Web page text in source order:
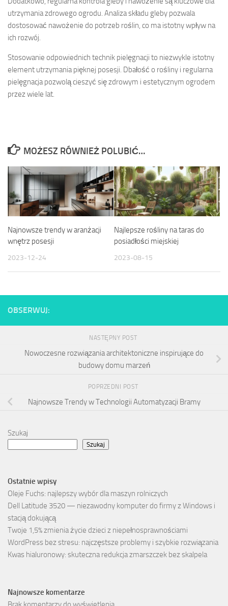
utrzymania zdrowego ogrodu. Analiza składu gleby pozwala
dostosować nawożenie do potrzeb roślin, co ma istotny wpływ na
ich rozwój.
Stosowanie odpowiednich technik pielęgnacji to niezwykle istotny
element utrzymania pięknej posesji. Dbałość o rośliny i regularna
pielęgnacja pozwolą cieszyć się zdrowym i estetycznym ogrodem
przez wiele lat.
MOŻESZ RÓWNIEŻ POLUBIĆ…
Najnowsze trendy w aranżacji
wnętrz posesji
2023-12-24
Najlepsze rośliny na taras do
posiadłości miejskiej
2023-08-15
OBSERWUJ:
NASTĘPNY POST
Nowoczesne rozwiązania architektoniczne inspirujące do
budowy domu marzeń
POPRZEDNI POST
Najnowsze Trendy w Technologii Automatyzacji Bramy
Szukaj
Szukaj
Ostatnie wpisy
Oleje Fuchs: najlepszy wybór dla maszyn rolniczych
Dell Latitude 3520 — niezawodny komputer do firmy z Windows i
stacją dokującą
Twoje 1,5% zmienia życie dzieci z niepełnosprawnościami
WordPress bez stresu: najczęstsze problemy i szybkie rozwiązania
Kwas hialuronowy: skuteczna redukcja zmarszczek bez skalpela
Najnowsze komentarze